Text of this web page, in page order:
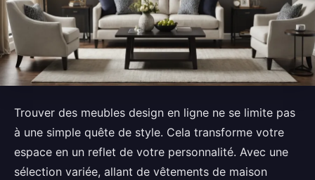
Trouver des meubles design en ligne ne se limite pas
à une simple quête de style. Cela transforme votre
espace en un reflet de votre personnalité. Avec une
sélection variée, allant de vêtements de maison